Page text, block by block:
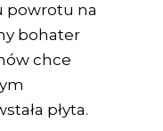
powrotu na
bohater
chce
płyta.